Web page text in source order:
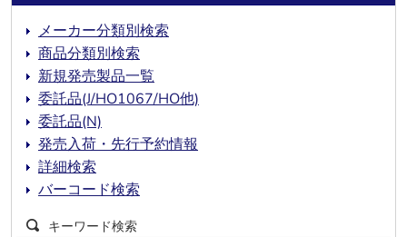
メーカー分類別検索
商品分類別検索
新規発売製品一覧
委託品(J/HO1067/HO他)
委託品(N)
発売入荷・先行予約情報
詳細検索
バーコード検索
キーワード検索